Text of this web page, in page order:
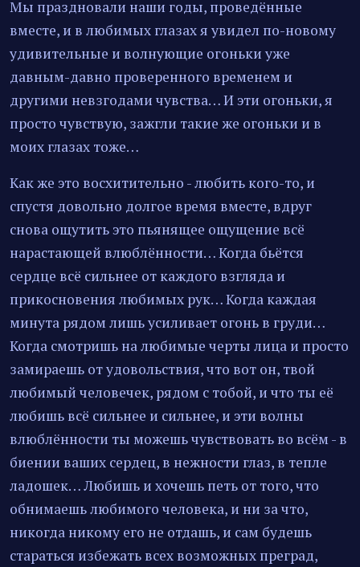
Мы праздновали наши годы, проведённые
вместе, и в любимых глазах я увидел по-новому
удивительные и волнующие огоньки уже
давным-давно проверенного временем и
другими невзгодами чувства… И эти огоньки, я
просто чувствую, зажгли такие же огоньки и в
моих глазах тоже…
Как же это восхитительно - любить кого-то, и
спустя довольно долгое время вместе, вдруг
снова ощутить это пьянящее ощущение всё
нарастающей влюблённости… Когда бьётся
сердце всё сильнее от каждого взгляда и
прикосновения любимых рук… Когда каждая
минута рядом лишь усиливает огонь в груди…
Когда смотришь на любимые черты лица и просто
замираешь от удовольствия, что вот он, твой
любимый человечек, рядом с тобой, и что ты её
любишь всё сильнее и сильнее, и эти волны
влюблённости ты можешь чувствовать во всём - в
биении ваших сердец, в нежности глаз, в тепле
ладошек… Любишь и хочешь петь от того, что
обнимаешь любимого человека, и ни за что,
никогда никому его не отдашь, и сам будешь
стараться избежать всех возможных преград,